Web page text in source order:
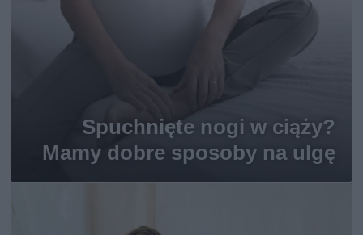
Spuchnięte nogi w ciąży?
Mamy dobre sposoby na ulgę